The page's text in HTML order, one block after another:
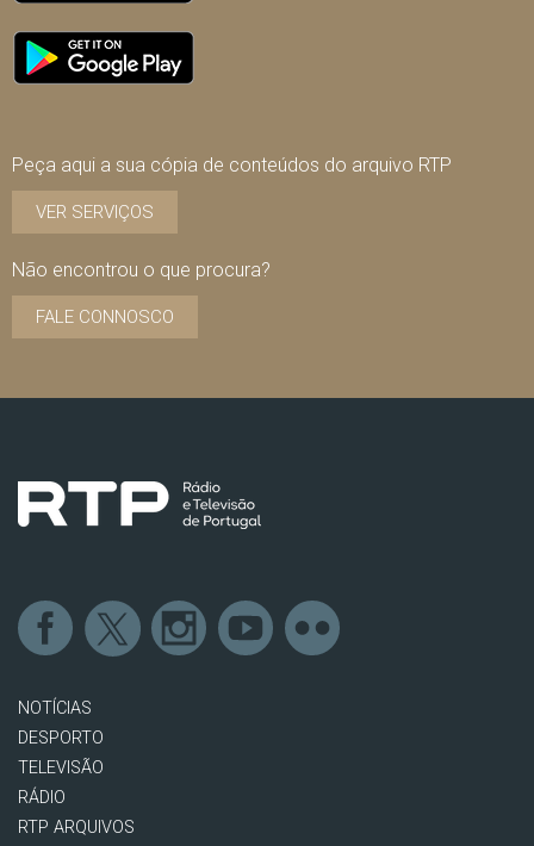
Peça aqui a sua cópia de conteúdos do arquivo RTP
VER SERVIÇOS
Não encontrou o que procura?
FALE CONNOSCO
NOTÍCIAS
DESPORTO
TELEVISÃO
RÁDIO
RTP ARQUIVOS